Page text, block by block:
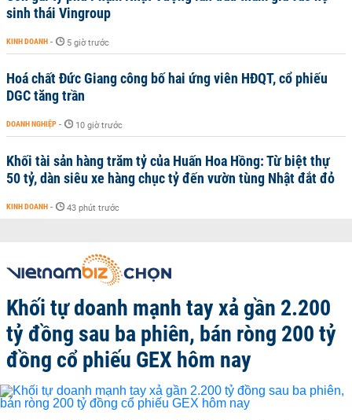
sinh thái Vingroup
KINH DOANH - 5 giờ trước
Hoá chất Đức Giang công bố hai ứng viên HĐQT, cổ phiếu
DGC tăng trần
DOANH NGHIỆP - 10 giờ trước
Khối tài sản hàng trăm tỷ của Huấn Hoa Hồng: Từ biệt thự
50 tỷ, dàn siêu xe hàng chục tỷ đến vườn tùng Nhật đắt đỏ
KINH DOANH - 43 phút trước
Khối tự doanh mạnh tay xả gần 2.200
tỷ đồng sau ba phiên, bán ròng 200 tỷ
đồng cổ phiếu GEX hôm nay